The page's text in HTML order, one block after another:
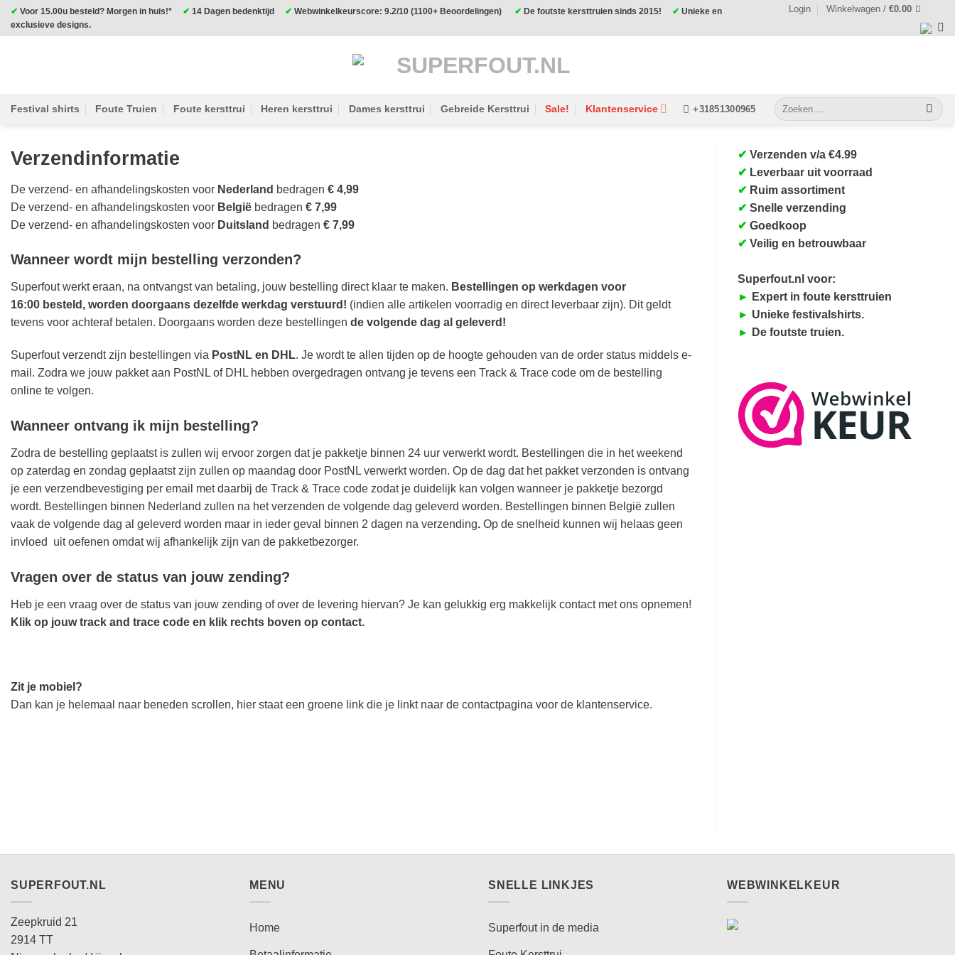
Ga
naar
✔ Voor 15.00u besteld? Morgen in huis!* ✔ 14 Dagen bedenktijd ✔ Webwinkelkeurscore: 9.2/10 (1100+ Beoordelingen) ✔ De foutste kersttruien sinds 2015! ✔ Unieke en
exclusieve designs.
Login Winkelwagen /€0.00
Festival shirts Foute Truien Foute kersttrui Heren kersttrui Dames kersttrui Gebreide Kersttrui Sale! Klantenservice +31851300965
Zoeken
naar:
Verzendinformatie
De verzend- en afhandelingskosten voor Nederland bedragen € 4,99
De verzend- en afhandelingskosten voor België bedragen € 7,99
De verzend- en afhandelingskosten voor Duitsland bedragen € 7,99
Wanneer wordt mijn bestelling verzonden?
Superfout werkt eraan, na ontvangst van betaling, jouw bestelling direct klaar te maken. Bestellingen op werkdagen voor
16:00 besteld, worden doorgaans dezelfde werkdag verstuurd! (indien alle artikelen voorradig en direct leverbaar zijn). Dit geldt
tevens voor achteraf betalen. Doorgaans worden deze bestellingen de volgende dag al geleverd!
Superfout verzendt zijn bestellingen via PostNL en DHL. Je wordt te allen tijden op de hoogte gehouden van de order status middels e-
mail. Zodra we jouw pakket aan PostNL of DHL hebben overgedragen ontvang je tevens een Track & Trace code om de bestelling
online te volgen.
Wanneer ontvang ik mijn bestelling?
Zodra de bestelling geplaatst is zullen wij ervoor zorgen dat je pakketje binnen 24 uur verwerkt wordt. Bestellingen die in het weekend
op zaterdag en zondag geplaatst zijn zullen op maandag door PostNL verwerkt worden. Op de dag dat het pakket verzonden is ontvang
je een verzendbevestiging per email met daarbij de Track & Trace code zodat je duidelijk kan volgen wanneer je pakketje bezorgd
wordt. Bestellingen binnen Nederland zullen na het verzenden de volgende dag geleverd worden. Bestellingen binnen België zullen
vaak de volgende dag al geleverd worden maar in ieder geval binnen 2 dagen na verzending. Op de snelheid kunnen wij helaas geen
invloed uit oefenen omdat wij afhankelijk zijn van de pakketbezorger.
Vragen over de status van jouw zending?
Heb je een vraag over de status van jouw zending of over de levering hiervan? Je kan gelukkig erg makkelijk contact met ons opnemen!
Klik op jouw track and trace code en klik rechts boven op contact.
Zit je mobiel?
Dan kan je helemaal naar beneden scrollen, hier staat een groene link die je linkt naar de contactpagina voor de klantenservice.
✔ Verzenden v/a €4.99
✔ Leverbaar uit voorraad
✔ Ruim assortiment
✔ Snelle verzending
✔ Goedkoop
✔ Veilig en betrouwbaar
Superfout.nl voor:
► Expert in foute kersttruien
► Unieke festivalshirts.
► De foutste truien.
SUPERFOUT.NL
Zeepkruid 21
2914 TT
MENU
Home
SNELLE LINKJES
Superfout in de media
WEBWINKELKEUR